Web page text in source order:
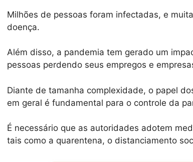
Milhões de pessoas foram infectadas, e
doença.
Além disso, a pandemia tem gerado um
pessoas perdendo seus empregos e
Diante de tamanha complexidade, o papel
em geral é fundamental para o controle da
É necessário que as autoridades adotem
tais como a quarentena, o distanciamento